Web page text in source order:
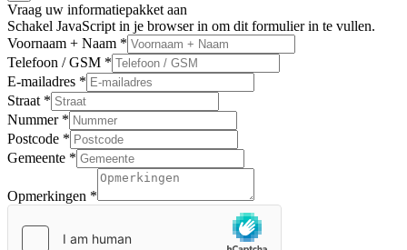
Vraag uw informatiepakket aan
Schakel JavaScript in je browser in om dit formulier in te vullen.
Voornaam + Naam *
Telefoon / GSM *
E-mailadres *
Straat *
Nummer *
Postcode *
Gemeente *
Opmerkingen *